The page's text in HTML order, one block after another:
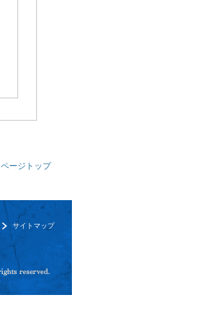
ページトップ
サイトマップ